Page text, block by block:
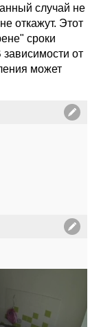
случай не
откажут. Этот
сроки
от
может